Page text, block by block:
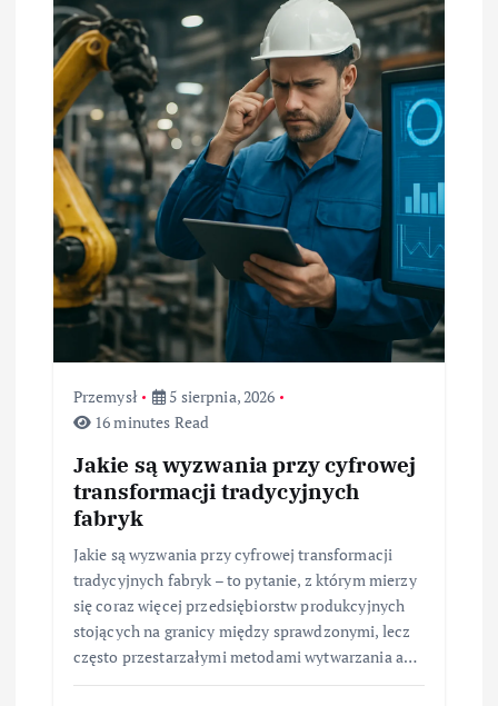
w
p
s
u
Przemysł
5 sierpnia, 2026
16 minutes Read
Jakie są wyzwania przy cyfrowej
transformacji tradycyjnych
fabryk
Jakie są wyzwania przy cyfrowej transformacji
tradycyjnych fabryk – to pytanie, z którym mierzy
się coraz więcej przedsiębiorstw produkcyjnych
stojących na granicy między sprawdzonymi, lecz
często przestarzałymi metodami wytwarzania a…